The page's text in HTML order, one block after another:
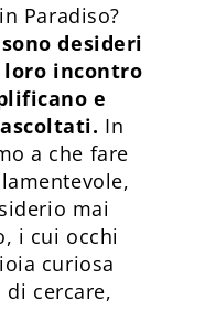
Paradiso?
desideri
incontro
e
In
a che fare
mai
i cui occhi
curiosa
cercare,